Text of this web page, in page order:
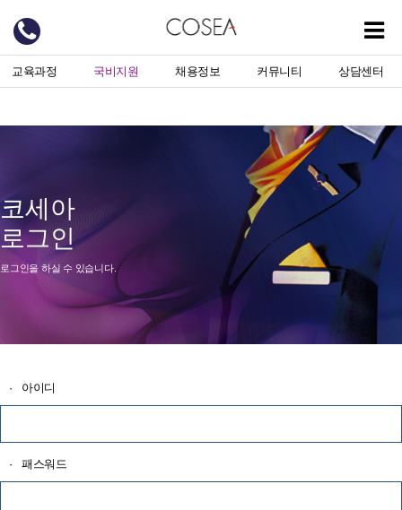
교육과정 국비지원 채용정보 커뮤니티 상담센터
코세아
로그인
로그인을 하실 수 있습니다.
· 아이디
· 패스워드